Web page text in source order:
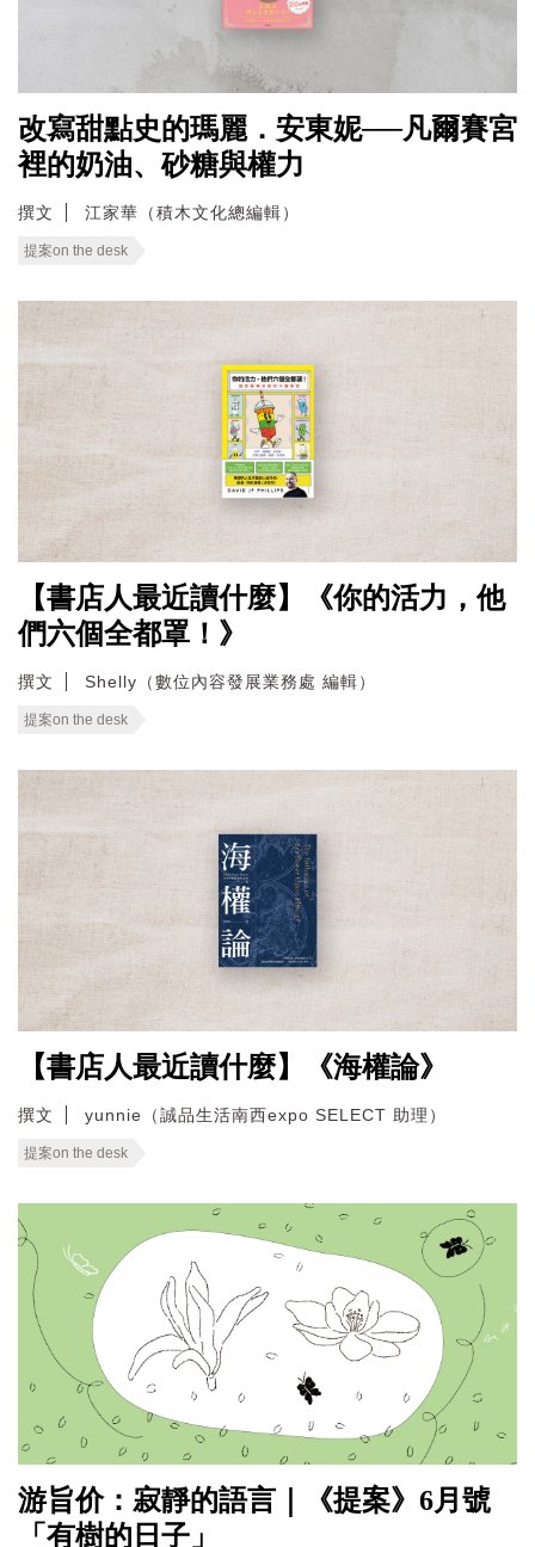
改寫甜點史的瑪麗．安東妮──凡爾賽宮
裡的奶油、砂糖與權力
撰文 江家華（積木文化總編輯）
提案on the desk
【書店人最近讀什麼】《你的活力，他
們六個全都罩！》
撰文 Shelly（數位內容發展業務處 編輯）
提案on the desk
【書店人最近讀什麼】《海權論》
撰文 yunnie（誠品生活南西expo SELECT 助理）
提案on the desk
游旨价：寂靜的語言｜《提案》6月號
「有樹的日子」